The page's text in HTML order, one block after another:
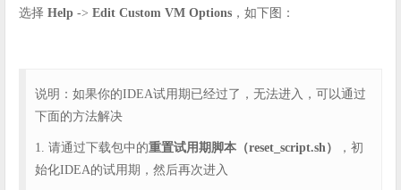
选择 Help -> Edit Custom VM Options ，如下图：
说明：如果你的IDEA试用期已经过了，无法进入，可以通过
下面的方法解决
1. 请通过下载包中的重置试用期脚本（reset_script.sh）
，初
始化IDEA的试用期，然后再次进入